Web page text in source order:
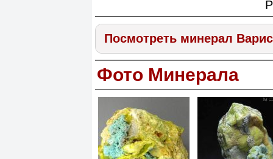
Посмотреть минерал
Фото Минерала